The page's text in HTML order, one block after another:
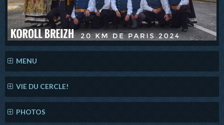
MENU
VIE DU CERCLE!
PHOTOS